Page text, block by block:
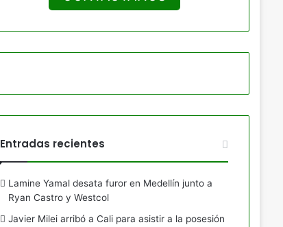
Entradas recientes
Lamine Yamal desata furor en Medellín junto a
Ryan Castro y Westcol
Javier Milei arribó a Cali para asistir a la posesión